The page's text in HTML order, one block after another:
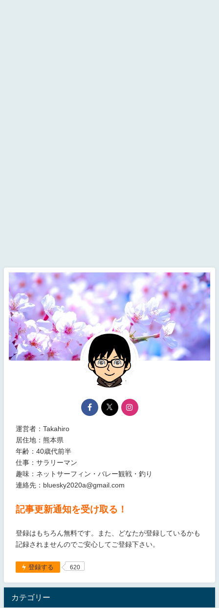
運営者：Takahiro
居住地：熊本県
年齢：40歳代前半
仕事：サラリーマン
趣味：ネットサーフィン・バレー観戦・釣り
連絡先：bluesky2020a@gmail.com
記事更新通知を受け取る！
登録はもちろん無料です。また、どなたが登録しているかも
記録されませんのでご安心してご登録下さい。
登録する 620
カテゴリー